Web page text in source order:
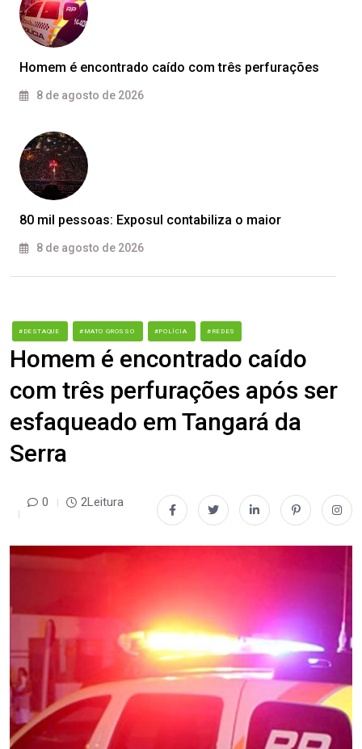
Homem é encontrado caído com três perfurações
8 de agosto de 2026
80 mil pessoas: Exposul contabiliza o maior
8 de agosto de 2026
#DESTAQUE #MATO GROSSO #POLÍCIA #REDES
Homem é encontrado caído
com três perfurações após ser
esfaqueado em Tangará da
Serra
0 2Leitura